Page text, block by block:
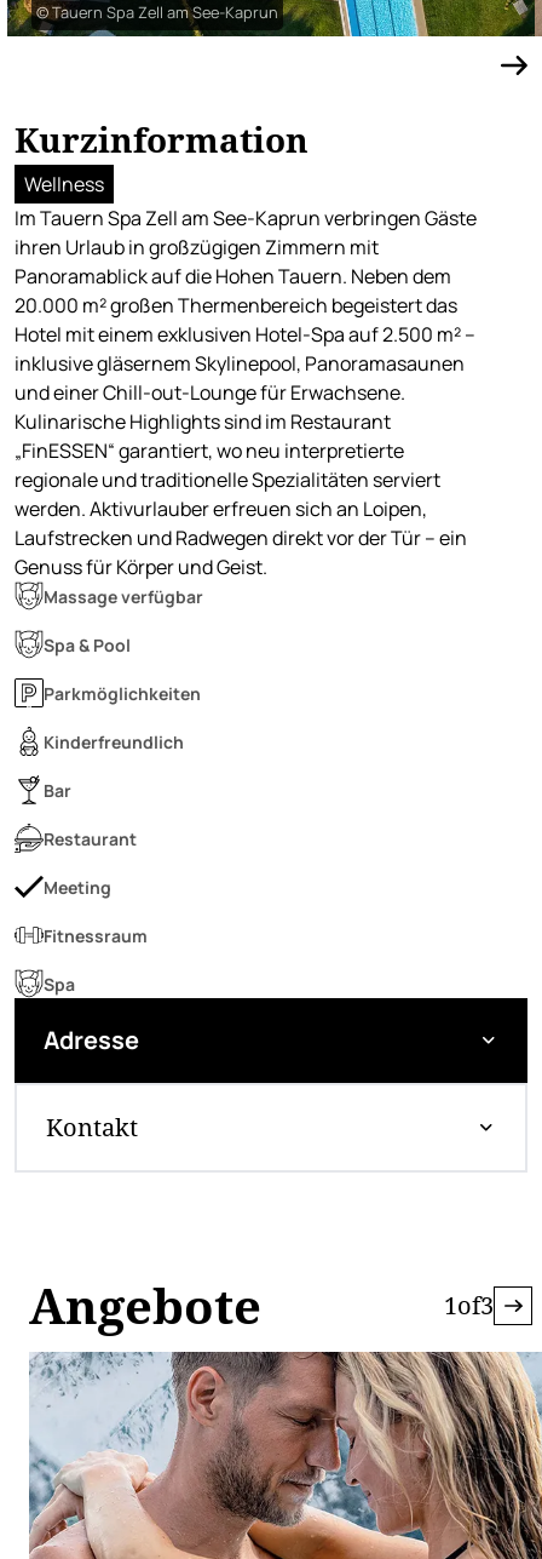
© Tauern Spa Zell am See-Kaprun
Kurzinformation
Wellness
Im Tauern Spa Zell am See-Kaprun verbringen Gäste
ihren Urlaub in großzügigen Zimmern mit
Panoramablick auf die Hohen Tauern. Neben dem
20.000 m² großen Thermenbereich begeistert das
Hotel mit einem exklusiven Hotel-Spa auf 2.500 m² –
inklusive gläsernem Skylinepool, Panoramasaunen
und einer Chill-out-Lounge für Erwachsene.
Kulinarische Highlights sind im Restaurant
„FinESSEN“ garantiert, wo neu interpretierte
regionale und traditionelle Spezialitäten serviert
werden. Aktivurlauber erfreuen sich an Loipen,
Laufstrecken und Radwegen direkt vor der Tür – ein
Genuss für Körper und Geist.
Massage verfügbar
Spa & Pool
Parkmöglichkeiten
Kinderfreundlich
Bar
Restaurant
Meeting
Fitnessraum
Spa
Adresse
Kontakt
Angebote 1of3